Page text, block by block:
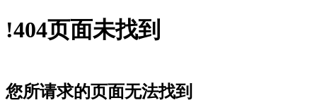
!404页面未找到
您所请求的页面无法找到